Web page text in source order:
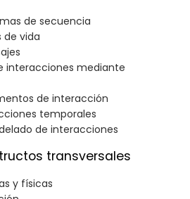
de secuencia
de vida
interacciones mediante
de interacción
temporales
de interacciones
transversales
y físicas